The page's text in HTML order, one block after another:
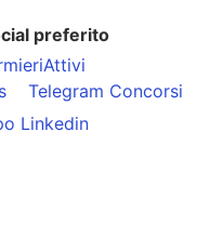
preferito
Telegram Concorsi
Linkedin